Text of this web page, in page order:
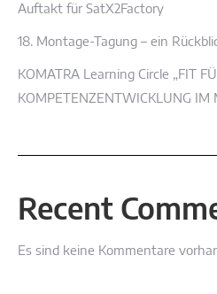
Auftakt für SatX2Factory
18. Montage-Tagung – ein
KOMATRA Learning Circle „FIT
KOMPETENZENTWICKLUNG IM
Recent
Es sind keine Kommentare